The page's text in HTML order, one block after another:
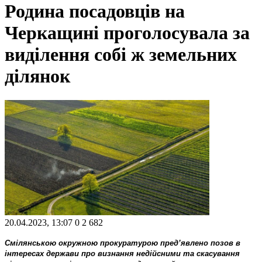
Родина посадовців на
Черкащині проголосувала за
виділення собі ж земельних
ділянок
20.04.2023, 13:07 0 2 682
Смілянською окружною прокуратурою пред’явлено позов в
інтересах держави про визнання недійсними та скасування